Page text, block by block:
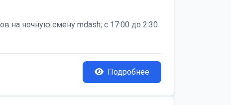
на ночную смену mdash; с 17:00 до 2:30
Подробнее